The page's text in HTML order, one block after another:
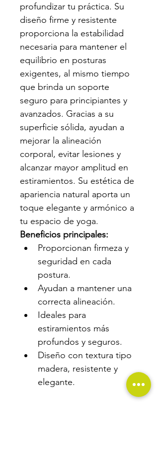
profundizar tu práctica. Su
diseño firme y resistente
proporciona la estabilidad
necesaria para mantener el
equilibrio en posturas
exigentes, al mismo tiempo
que brinda un soporte
seguro para principiantes y
avanzados. Gracias a su
superficie sólida, ayudan a
mejorar la alineación
corporal, evitar lesiones y
alcanzar mayor amplitud en
estiramientos. Su estética de
apariencia natural aporta un
toque elegante y armónico a
tu espacio de yoga.
Beneficios principales:
Proporcionan firmeza y
seguridad en cada
postura.
Ayudan a mantener una
correcta alineación.
Ideales para
estiramientos más
profundos y seguros.
Diseño con textura tipo
madera, resistente y
elegante.